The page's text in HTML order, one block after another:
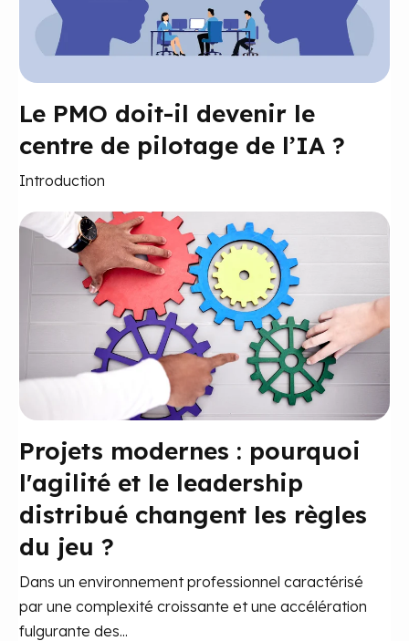
Le PMO doit-il devenir le
centre de pilotage de l’IA ?
Introduction
Projets modernes : pourquoi
l'agilité et le leadership
distribué changent les règles
du jeu ?
Dans un environnement professionnel caractérisé
par une complexité croissante et une accélération
fulgurante des...